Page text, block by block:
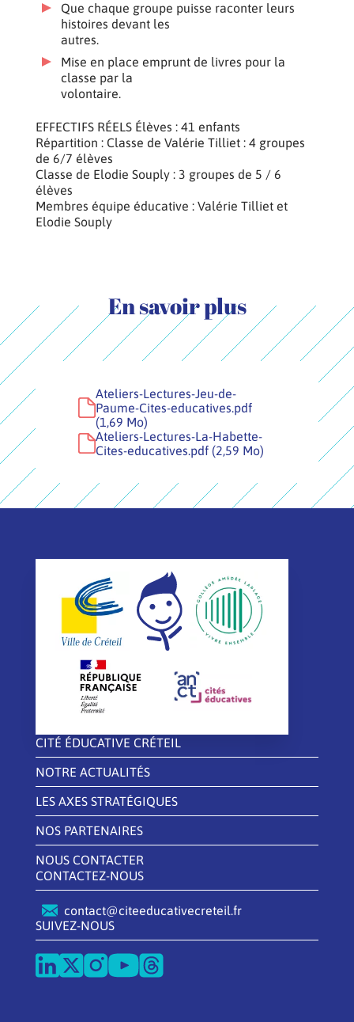
Que chaque groupe puisse raconter leurs
histoires devant les
autres.
Mise en place emprunt de livres pour la
classe par la
volontaire.
EFFECTIFS RÉELS Élèves : 41 enfants
Répartition : Classe de Valérie Tilliet : 4 groupes
de 6/7 élèves
Classe de Elodie Souply : 3 groupes de 5 / 6
élèves
Membres équipe éducative : Valérie Tilliet et
Elodie Souply
En savoir plus
Ateliers-Lectures-Jeu-de-
Paume-Cites-educatives.pdf
(1,69 Mo)
Ateliers-Lectures-La-Habette-
Cites-educatives.pdf (2,59 Mo)
CITÉ ÉDUCATIVE CRÉTEIL
NOTRE ACTUALITÉS
LES AXES STRATÉGIQUES
NOS PARTENAIRES
NOUS CONTACTER
CONTACTEZ-NOUS
contact@citeeducativecreteil.fr
SUIVEZ-NOUS